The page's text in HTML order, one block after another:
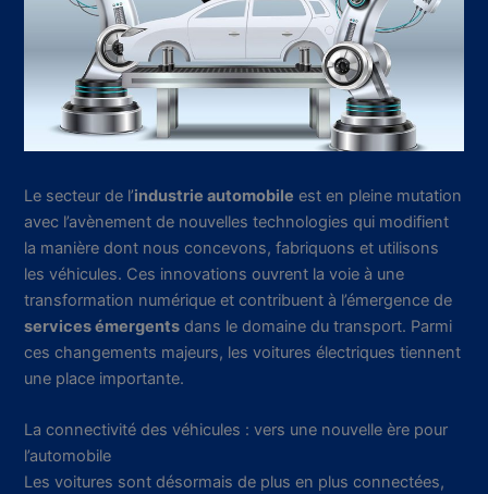
Le secteur de l’industrie automobile est en pleine mutation
avec l’avènement de nouvelles technologies qui modifient
la manière dont nous concevons, fabriquons et utilisons
les véhicules. Ces innovations ouvrent la voie à une
transformation numérique et contribuent à l’émergence de
services émergents dans le domaine du transport. Parmi
ces changements majeurs, les voitures électriques tiennent
une place importante.
La connectivité des véhicules : vers une nouvelle ère pour
l’automobile
Les voitures sont désormais de plus en plus connectées,